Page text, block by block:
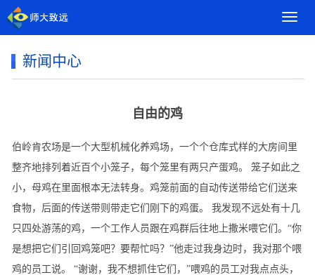
导
新闻中心
自由的鸡
伯岭肯农场是一个大型机械化养鸡场，一个个仓库式样的大房间里
整齐地排列着近百个小笼子，每个笼里有两只产蛋鸡。 笼子如此之
小，母鸡在里面根本无法转身。鸡笼前面的自动传送带给它们送来
食物，后面的传送带则带走它们刚下的鸡蛋。 我发现不远处有十几
只四处游荡的鸡，一个工作人员跟在鸡群后往地上撒米喂它们。“你
是想把它们引回鸡笼吧？要帮忙吗？”他走过我身边时，我对那个喂
鸡的员工说。 “谢谢，我不想抓住它们，”喂鸡的员工对我点点头，